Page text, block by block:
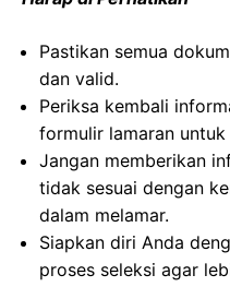
Pastikan semua
dan valid.
Periksa kembali
formulir lamaran
Jangan memberikan
tidak sesuai dengan
dalam melamar.
Siapkan diri Anda
proses seleksi agar